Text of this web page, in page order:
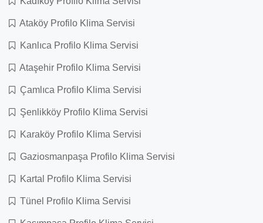
Ataköy Profilo Klima Servisi
Kanlıca Profilo Klima Servisi
Ataşehir Profilo Klima Servisi
Çamlıca Profilo Klima Servisi
Şenlikköy Profilo Klima Servisi
Karaköy Profilo Klima Servisi
Gaziosmanpaşa Profilo Klima Servisi
Kartal Profilo Klima Servisi
Tünel Profilo Klima Servisi